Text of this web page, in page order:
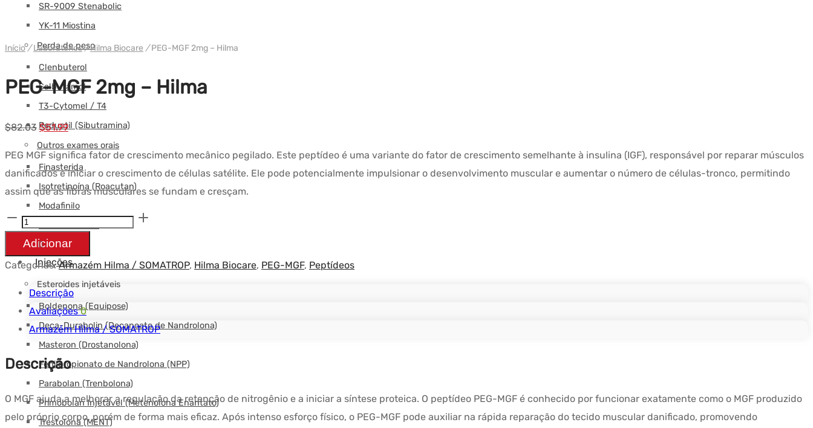
SR-9009 Stenabolic
YK-11 Miostina
Perda de peso
Clenbuterol
Salbutamol
T3-Cytomel / T4
Reductil (Sibutramina)
Outros exames orais
Finasterida
Isotretinoína (Roacutan)
Modafinilo
Pílulas Sexuais
Injeções
Esteroides injetáveis
Boldenona (Equipose)
Deca-Durabolin (Decanoato de Nandrolona)
Masteron (Drostanolona)
Fenilpropionato de Nandrolona (NPP)
Parabolan (Trenbolona)
Primobolan Injetável (Metenolona Enantato)
Trestolona (MENT)
Início/ Laboratórios/Hilma Biocare /PEG-MGF 2mg – Hilma
PEG-MGF 2mg – Hilma
$82.03Preço
original
era:
$82.03.
$51.99Preço
atual:
$51.99.
PEG MGF significa fator de crescimento mecânico pegilado. Este peptídeo é uma variante do fator de crescimento semelhante à insulina (IGF), responsável por reparar músculos
danificados e iniciar o crescimento de células satélite. Ele pode potencialmente impulsionar o desenvolvimento muscular e aumentar o número de células-tronco, permitindo
assim que as fibras musculares se fundam e cresçam.
Quantidade
PEG-
MGF
2mg
-
Hilma
Adicionar
Categorias:Armazém Hilma / SOMATROP, Hilma Biocare, PEG-MGF, Peptídeos
Descrição
Avaliações0
Armazém Hilma / SOMATROP
Descrição
O MGF ajuda a melhorar a regulação da retenção de nitrogênio e a iniciar a síntese proteica. O peptídeo PEG-MGF é conhecido por funcionar exatamente como o MGF produzido
pelo próprio corpo, porém de forma mais eficaz. Após intenso esforço físico, o PEG-MGF pode auxiliar na rápida reparação do tecido muscular danificado, promovendo